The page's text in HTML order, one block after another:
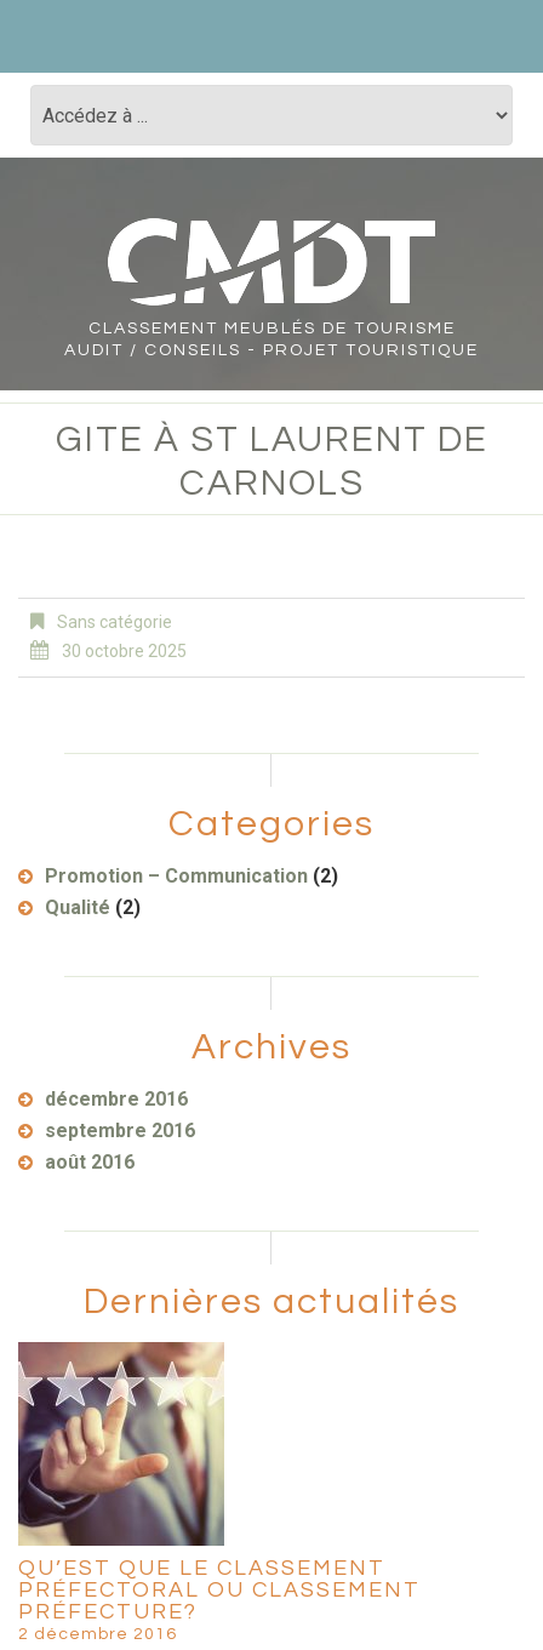
CLASSEMENT
MEUBLÉS DE TOURISME
AUDIT / CONSEILS - PROJET TOURISTIQUE
GITE À ST LAURENT DE
CARNOLS
Sans catégorie
30 octobre 2025
Categories
Promotion – Communication (2)
Qualité (2)
Archives
décembre 2016
septembre 2016
août 2016
Dernières actualités
QU’EST QUE LE CLASSEMENT
PRÉFECTORAL OU CLASSEMENT
PRÉFECTURE?
2 décembre 2016